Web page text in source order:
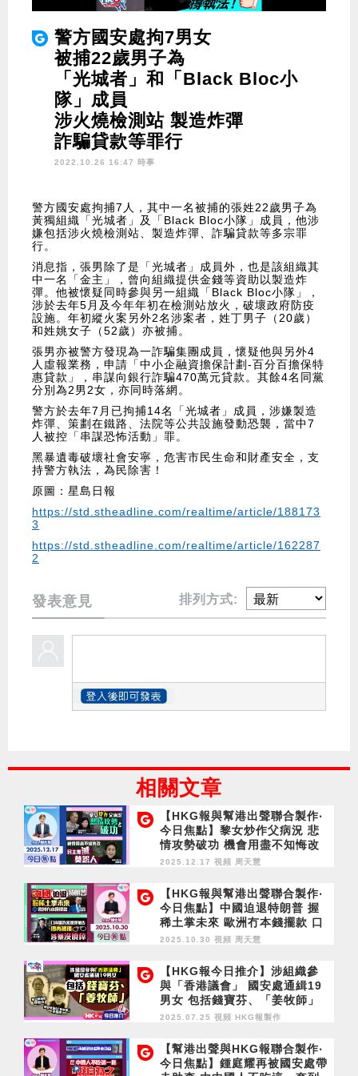
警方國安處拘7男女
被捕22歲男子為
「光城者」和「Black Bloc小
隊」成員
涉火燒檢測站 製造炸彈
詐騙貸款等罪行
2022.10.26 16:47 時事
警方國安處拘捕7人，其中一名被捕的張姓22歲男子為
黃獨組織「光城者」及「Black Bloc小隊」成員，他涉
嫌包括涉火燒檢測站、製造炸彈、詐騙貸款等多宗罪
行。
消息指，張男除了是「光城者」成員外，也是該組織其
中一名「金主」，曾向組織提供金錢等資助以製造炸
彈。他被懷疑同時參與另一組織「Black Bloc小隊」，
涉於去年5月及今年年初在檢測站放火，破壞政府防疫
設施。年初縱火案另外2名涉案者，姓丁男子（20歲）
和姓姚女子（52歲）亦被捕。
張男亦被警方發現為一詐騙集團成員，懷疑他與另外4
人虛報業務，申請「中小企融資擔保計劃-百分百擔保特
惠貸款」，串謀向銀行詐騙470萬元貸款。其餘4名同黨
分別為2男2女，亦同時落網。
警方於去年7月已拘捕14名「光城者」成員，涉嫌製造
炸彈、策劃在鐵路、法院等公共設施發動恐襲，當中7
人被控「串謀恐怖活動」罪。
黑暴遺毒破壞社會安寧，危害市民生命和財產安全，支
持警方執法，為民除害！
原圖：星島日報
https://std.stheadline.com/realtime/article/188173
3
https://std.stheadline.com/realtime/article/162287
2
發表意見 排列方式:
相關文章
【HKG報與幫港出聲聯合製作‧
今日焦點】黎女炒作父病況 悲
情攻勢破功 機會用盡不知悔改
民主黨滅莫怨人
2025.12.17 視頻 周天慧
【HKG報與幫港出聲聯合製作‧
今日焦點】中國迫退特朗普 握
稀土掌未來 歐洲冇本錢擺款 口
岸爆炸案脫罪被告傳再被捕 涉
2025.10.30 視頻 周天慧
【HKG報今日推介】涉組織參
與「香港議會」 國安處通緝19
男女 包括錢寶芬、「姜牧師」
2025.07.25 視頻 HKG報製作
【幫港出聲與HKG報聯合製作‧
今日焦點】鍾庭耀再被國安處帶